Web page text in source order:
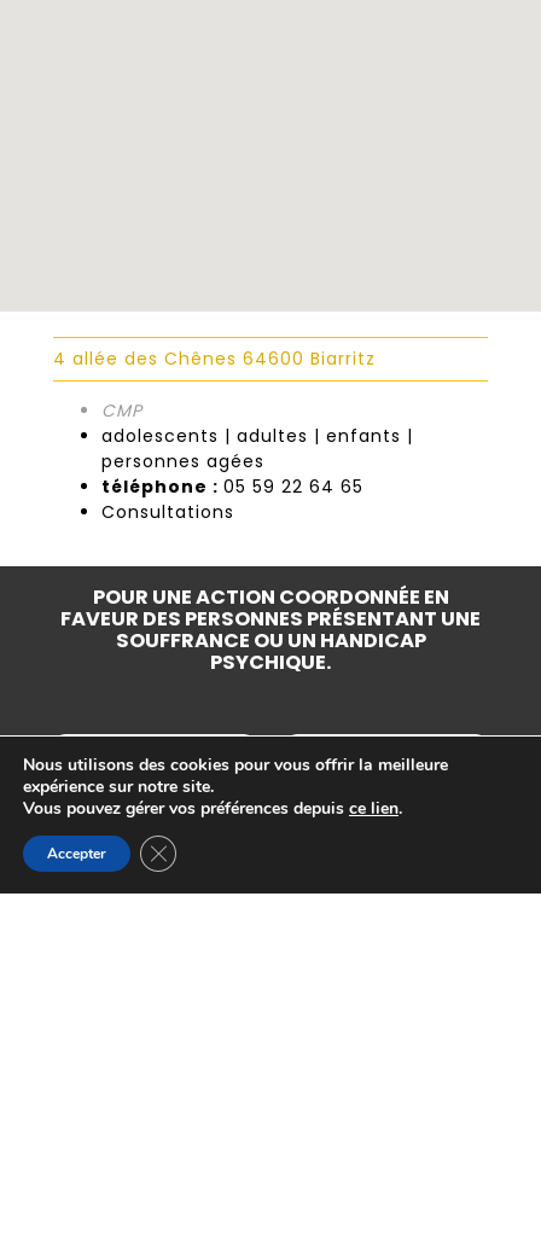
4 allée des Chênes 64600 Biarritz
CMP
adolescents | adultes | enfants |
personnes agées
téléphone :05 59 22 64 65
Consultations
POUR UNE ACTION COORDONNÉE EN
FAVEUR DES PERSONNES PRÉSENTANT UNE
SOUFFRANCE OU UN HANDICAP
PSYCHIQUE.
Nous utilisons des cookies pour vous offrir la meilleure
expérience sur notre site.
Vous pouvez gérer vos préférences depuis ce lien.
Accepter Fermer la bannière des cookies GDPR